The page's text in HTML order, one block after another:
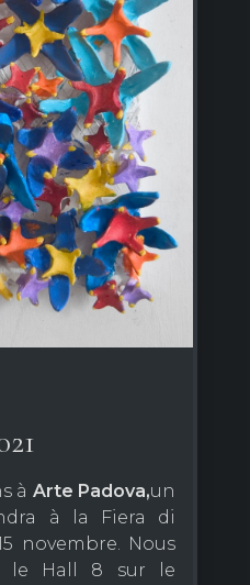
à Arte Padova,un
à la Fiera di
novembre. Nous
le Hall 8 sur le